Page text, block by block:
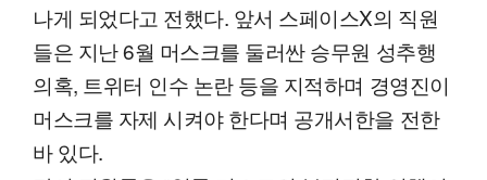
나게 되었다고 전했다. 앞서 스페이스X의 직원
들은 지난 6월 머스크를 둘러싼 승무원 성추행
의혹, 트위터 인수 논란 등을 지적하며 경영진이
머스크를 자제 시켜야 한다며 공개서한을 전한
바 있다.